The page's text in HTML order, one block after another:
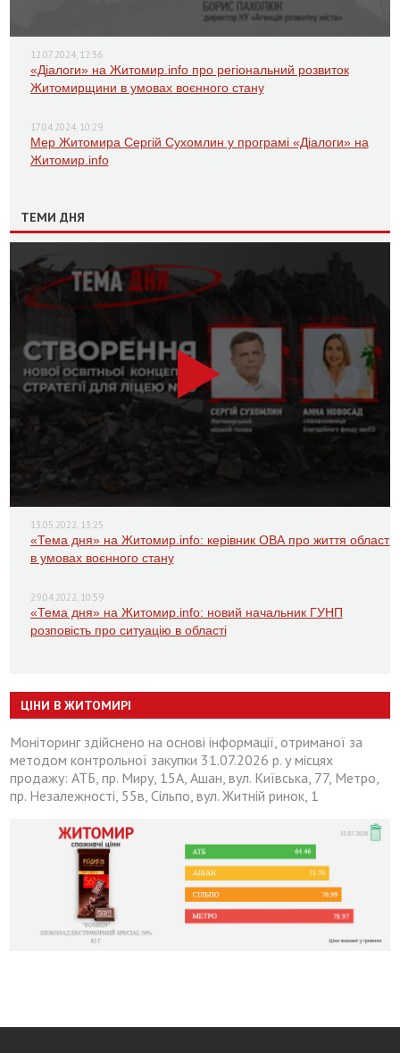
12.07.2024, 12:36
«Діалоги» на Житомир.info про регіональний розвиток
Житомирщини в умовах воєнного стану
17.04.2024, 10:29
Мер Житомира Сергій Сухомлин у програмі «Діалоги» на
Житомир.info
ТЕМИ ДНЯ
13.05.2022, 13:25
«Тема дня» на Житомир.info: керівник ОВА про життя області
в умовах воєнного стану
29.04.2022, 10:59
«Тема дня» на Житомир.info: новий начальник ГУНП
розповість про ситуацію в області
ЦІНИ В ЖИТОМИРІ
Моніторинг здійснено на основі інформації, отриманої за
методом контрольної закупки 31.07.2026 р. у місцях
продажу: АТБ, пр. Миру, 15А, Ашан, вул. Київська, 77, Метро,
пр. Незалежності, 55в, Сільпо, вул. Житній ринок, 1